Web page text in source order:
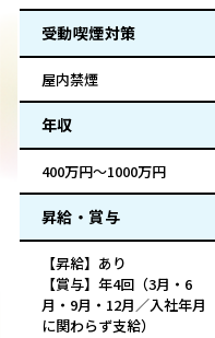
受動喫煙対策
屋内禁煙
年収
400万円～1000万円
昇給・賞与
【昇給】あり
【賞与】年4回（3月・6
月・9月・12月／入社年月
に関わらず支給）